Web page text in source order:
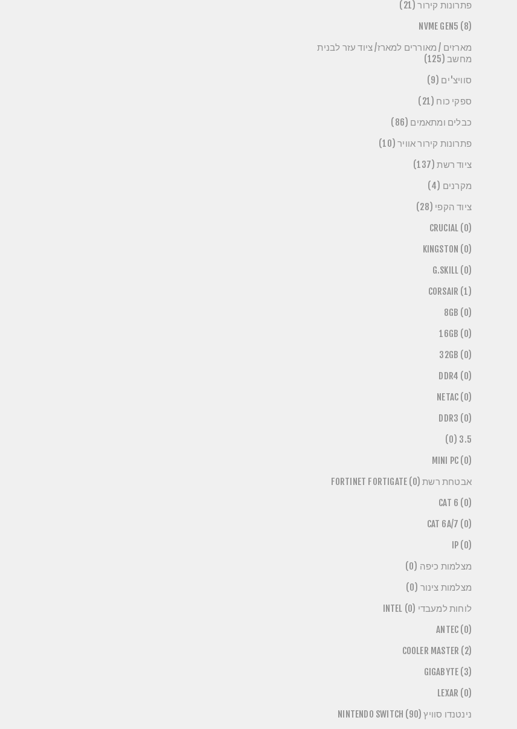
פתרונות קירור (21)
NVME GEN5 (8)
מארזים / מאוררים למארז/ ציוד עזר לבנית
מחשב (125)
סוויצ'ים (9)
ספקי כוח (21)
כבלים ומתאמים (86)
פתרונות קירור אוויר (10)
ציוד רשת (137)
מקרנים (4)
ציוד הקפי (28)
CRUCIAL (0)
KINGSTON (0)
G.SKILL (0)
CORSAIR (1)
8GB (0)
16GB (0)
32GB (0)
DDR4 (0)
NETAC (0)
DDR3 (0)
3.5 (0)
MINI PC (0)
אבטחת רשת FORTINET FORTIGATE (0)
CAT 6 (0)
CAT 6A/7 (0)
IP (0)
מצלמות כיפה (0)
מצלמות צינור (0)
לוחות למעבדי INTEL (0)
ANTEC (0)
COOLER MASTER (2)
GIGABYTE (3)
LEXAR (0)
נינטנדו סוויץ NINTENDO SWITCH (90)